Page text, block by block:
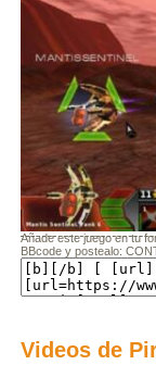
Añade este juego en tu
BBcode y postealo:
Videos de